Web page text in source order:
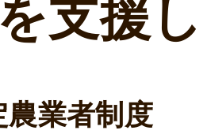
支援
農業者制度